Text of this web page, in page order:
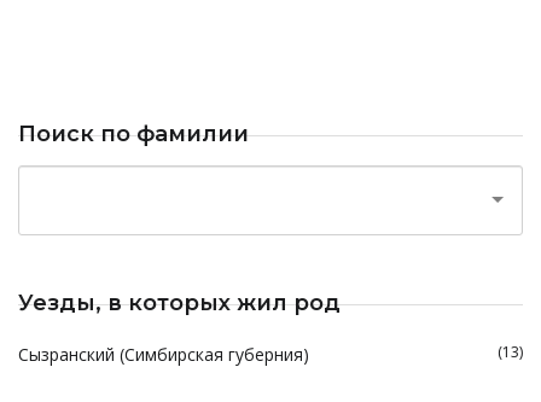
Поиск по фамилии
Уезды, в которых жил род
Сызранский (Симбирская губерния) (13)